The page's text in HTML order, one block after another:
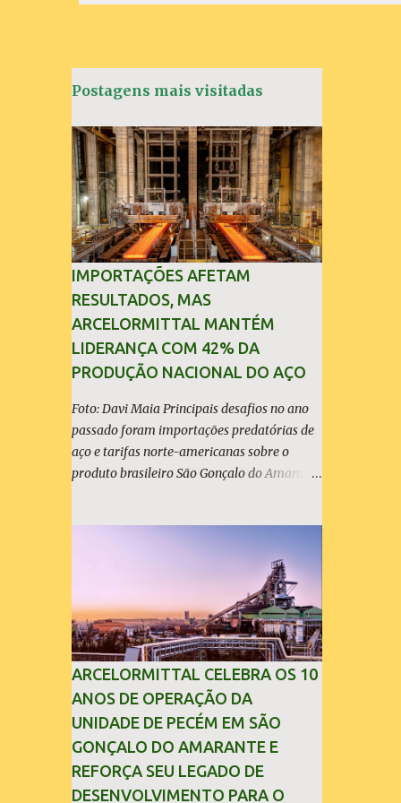
á
r
o
s
Postagens mais visitadas
IMPORTAÇÕES AFETAM
RESULTADOS, MAS
ARCELORMITTAL MANTÉM
LIDERANÇA COM 42% DA
PRODUÇÃO NACIONAL DO AÇO
Foto: Davi Maia Principais desafios no ano
passado foram importações predatórias de
aço e tarifas norte-americanas sobre o
produto brasileiro São Gonçalo do Amarante
consolidados (*) relativos ao exercício de
sobretudo da China, e as tarifas impostas
pelo Governo dos Estados Unidos afetaram
os resultados financeiros e operacionais da
organização e de todo o setor do aço
brasileiro. Ainda assim, a empresa manteve-
se como líder no Brasil, com 42% da
produção nacional de aço bruto, os
investimentos programados e permaneceu
firme em seus valores de segurança,
sustentabilidade, qualidade e liderança. A
ARCELORMITTAL CELEBRA OS 10
ANOS DE OPERAÇÃO DA
UNIDADE DE PECÉM EM SÃO
GONÇALO DO AMARANTE E
REFORÇA SEU LEGADO DE
DESENVOLVIMENTO PARA O